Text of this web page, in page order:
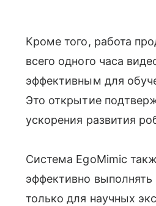
Кроме того, работа
всего одного часа
эффективным для
Это открытие
ускорения развития
Система EgoMimic
эффективно выполнять
только для научных